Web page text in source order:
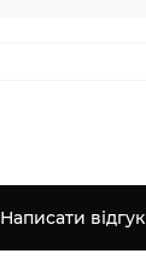
Написати відгук